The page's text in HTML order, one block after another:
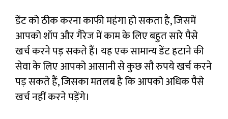
डेंट को ठीक करना काफी महंगा हो सकता है, जिसमें
आपको शॉप और गैरेज में काम के लिए बहुत सारे पैसे
खर्च करने पड़ सकते हैं। यह एक सामान्य डेंट हटाने की
सेवा के लिए आपको आसानी से कुछ सौ रुपये खर्च करने
पड़ सकते हैं, जिसका मतलब है कि आपको अधिक पैसे
खर्च नहीं करने पड़ेंगे।